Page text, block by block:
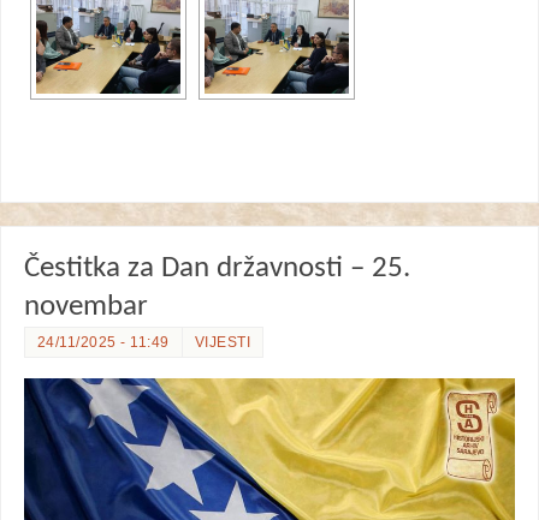
Čestitka za Dan državnosti – 25.
novembar
24/11/2025 - 11:49 VIJESTI